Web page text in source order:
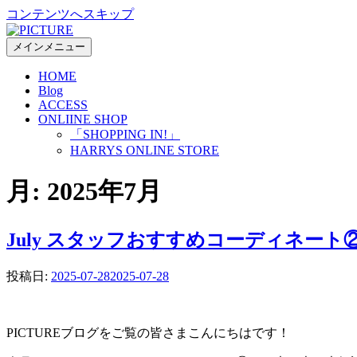
コンテンツへスキップ
メインメニュー
HOME
Blog
ACCESS
ONLIINE SHOP
「SHOPPING IN!」
HARRYS ONLINE STORE
月: 2025年7月
July スタッフおすすめコーディネート
投稿日: 2025-07-282025-07-28
PICTUREブログをご覧の皆さまこんにちはです！